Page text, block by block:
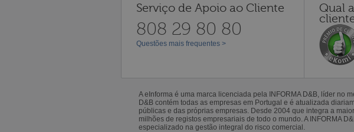
Serviço de Apoio ao Cliente
808 29 80 80
Questões mais frequentes >
Qual
A eInforma é uma marca licenciada pela INFORMA D&B, líder no
D&B contém todas as empresas em Portugal e é atualizada
públicas e das próprias empresas. Desde 2004 que integra a
milhões de registos empresariais de todo o mundo. A INFORMA
especializado na gestão integral do risco comercial.